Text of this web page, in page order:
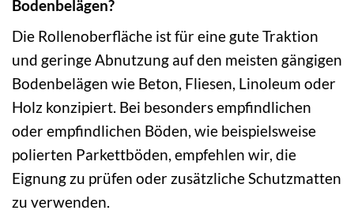
Bodenbelägen?
Die Rollenoberfläche ist für eine gute Traktion
und geringe Abnutzung auf den meisten gängigen
Bodenbelägen wie Beton, Fliesen, Linoleum oder
Holz konzipiert. Bei besonders empfindlichen
oder empfindlichen Böden, wie beispielsweise
polierten Parkettböden, empfehlen wir, die
Eignung zu prüfen oder zusätzliche Schutzmatten
zu verwenden.